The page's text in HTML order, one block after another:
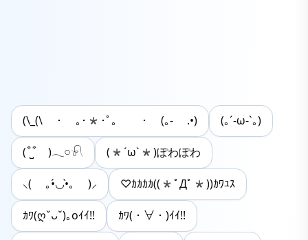
(\_(\ ･ ｡･*･ﾟ｡ ･ (｡- .•) (｡´-ω-`｡)
( ͒ ̺ ͒ )𓂃𓏸𓍯 (*´ω`*)ぽわぽわ
⸜( ｡•́◡•̀｡ )⸝ ♡ｶｶｶｶ((*ﾟДﾟ*))ｶﾜﾕｽ
ｶﾜ(ღˇᴗˇ)｡oｲｲ!! ｶﾜ(・∀・)ｲｲ!!